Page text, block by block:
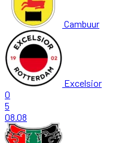
Cambuur
Excelsior
0
5
08.08